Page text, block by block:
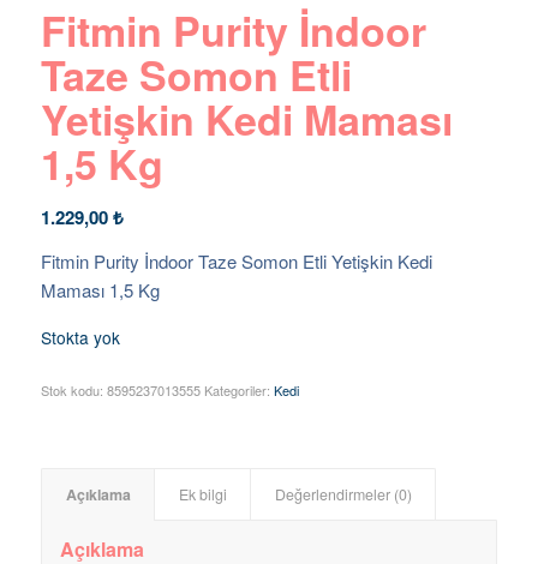
Fitmin Purity İndoor
Taze Somon Etli
Yetişkin Kedi Maması
1,5 Kg
1.229,00₺
Fitmin Purity İndoor Taze Somon Etli Yetişkin Kedi
Maması 1,5 Kg
Stokta yok
Stok kodu: 8595237013555 Kategoriler: Kedi
Açıklama Ek bilgi Değerlendirmeler (0)
Açıklama